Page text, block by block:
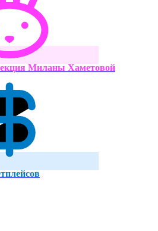
Миланы Хаметовой